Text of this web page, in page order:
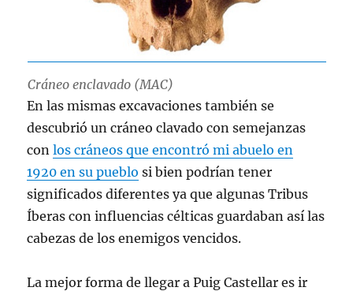
Cráneo enclavado (MAC)
En las mismas excavaciones también se
descubrió un cráneo clavado con semejanzas
conlos cráneos que encontró mi abuelo en
1920 en su pueblo si bien podrían tener
significados diferentes ya que algunas Tribus
Íberas con influencias célticas guardaban así las
cabezas de los enemigos vencidos.
La mejor forma de llegar a Puig Castellar es ir